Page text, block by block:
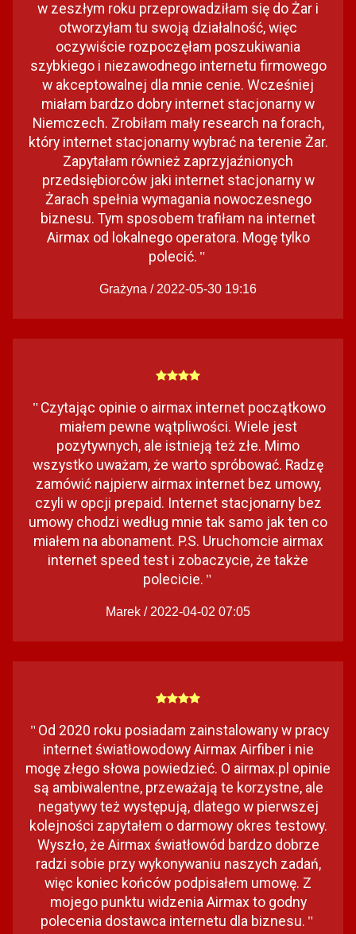
w zeszłym roku przeprowadziłam się do Żar i
otworzyłam tu swoją działalność, więc
oczywiście rozpoczęłam poszukiwania
szybkiego i niezawodnego internetu firmowego
w akceptowalnej dla mnie cenie. Wcześniej
miałam bardzo dobry internet stacjonarny w
Niemczech. Zrobiłam mały research na forach,
który internet stacjonarny wybrać na terenie Żar.
Zapytałam również zaprzyjaźnionych
przedsiębiorców jaki internet stacjonarny w
Żarach spełnia wymagania nowoczesnego
biznesu. Tym sposobem trafiłam na internet
Airmax od lokalnego operatora. Mogę tylko
polecić. "
Grażyna / 2022-05-30 19:16
" Czytając opinie o airmax internet początkowo
miałem pewne wątpliwości. Wiele jest
pozytywnych, ale istnieją też złe. Mimo
wszystko uważam, że warto spróbować. Radzę
zamówić najpierw airmax internet bez umowy,
czyli w opcji prepaid. Internet stacjonarny bez
umowy chodzi według mnie tak samo jak ten co
miałem na abonament. P.S. Uruchomcie airmax
internet speed test i zobaczycie, że także
polecicie. "
Marek / 2022-04-02 07:05
" Od 2020 roku posiadam zainstalowany w pracy
internet światłowodowy Airmax Airfiber i nie
mogę złego słowa powiedzieć. O airmax.pl opinie
są ambiwalentne, przeważają te korzystne, ale
negatywy też występują, dlatego w pierwszej
kolejności zapytałem o darmowy okres testowy.
Wyszło, że Airmax światłowód bardzo dobrze
radzi sobie przy wykonywaniu naszych zadań,
więc koniec końców podpisałem umowę. Z
mojego punktu widzenia Airmax to godny
polecenia dostawca internetu dla biznesu. "